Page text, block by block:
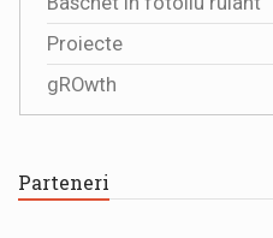
Proiecte
gROwth
Parteneri